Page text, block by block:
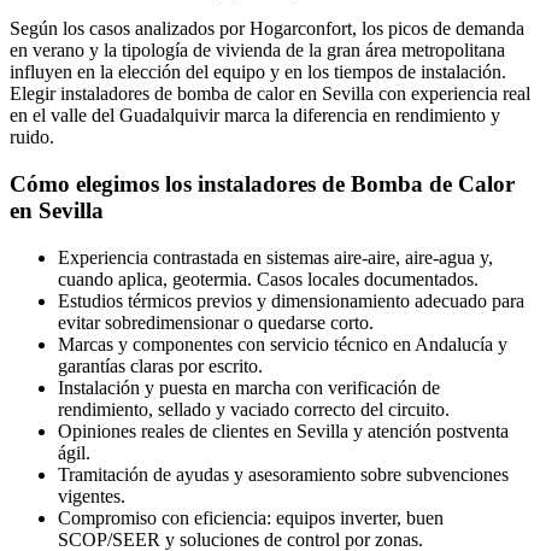
Según los casos analizados por Hogarconfort, los picos de demanda
en verano y la tipología de vivienda de la gran área metropolitana
influyen en la elección del equipo y en los tiempos de instalación.
Elegir instaladores de bomba de calor en Sevilla con experiencia real
en el valle del Guadalquivir marca la diferencia en rendimiento y
ruido.
Cómo elegimos los instaladores de Bomba de Calor
en Sevilla
Experiencia contrastada en sistemas aire-aire, aire-agua y,
cuando aplica, geotermia. Casos locales documentados.
Estudios térmicos previos y dimensionamiento adecuado para
evitar sobredimensionar o quedarse corto.
Marcas y componentes con servicio técnico en Andalucía y
garantías claras por escrito.
Instalación y puesta en marcha con verificación de
rendimiento, sellado y vaciado correcto del circuito.
Opiniones reales de clientes en Sevilla y atención postventa
ágil.
Tramitación de ayudas y asesoramiento sobre subvenciones
vigentes.
Compromiso con eficiencia: equipos inverter, buen
SCOP/SEER y soluciones de control por zonas.